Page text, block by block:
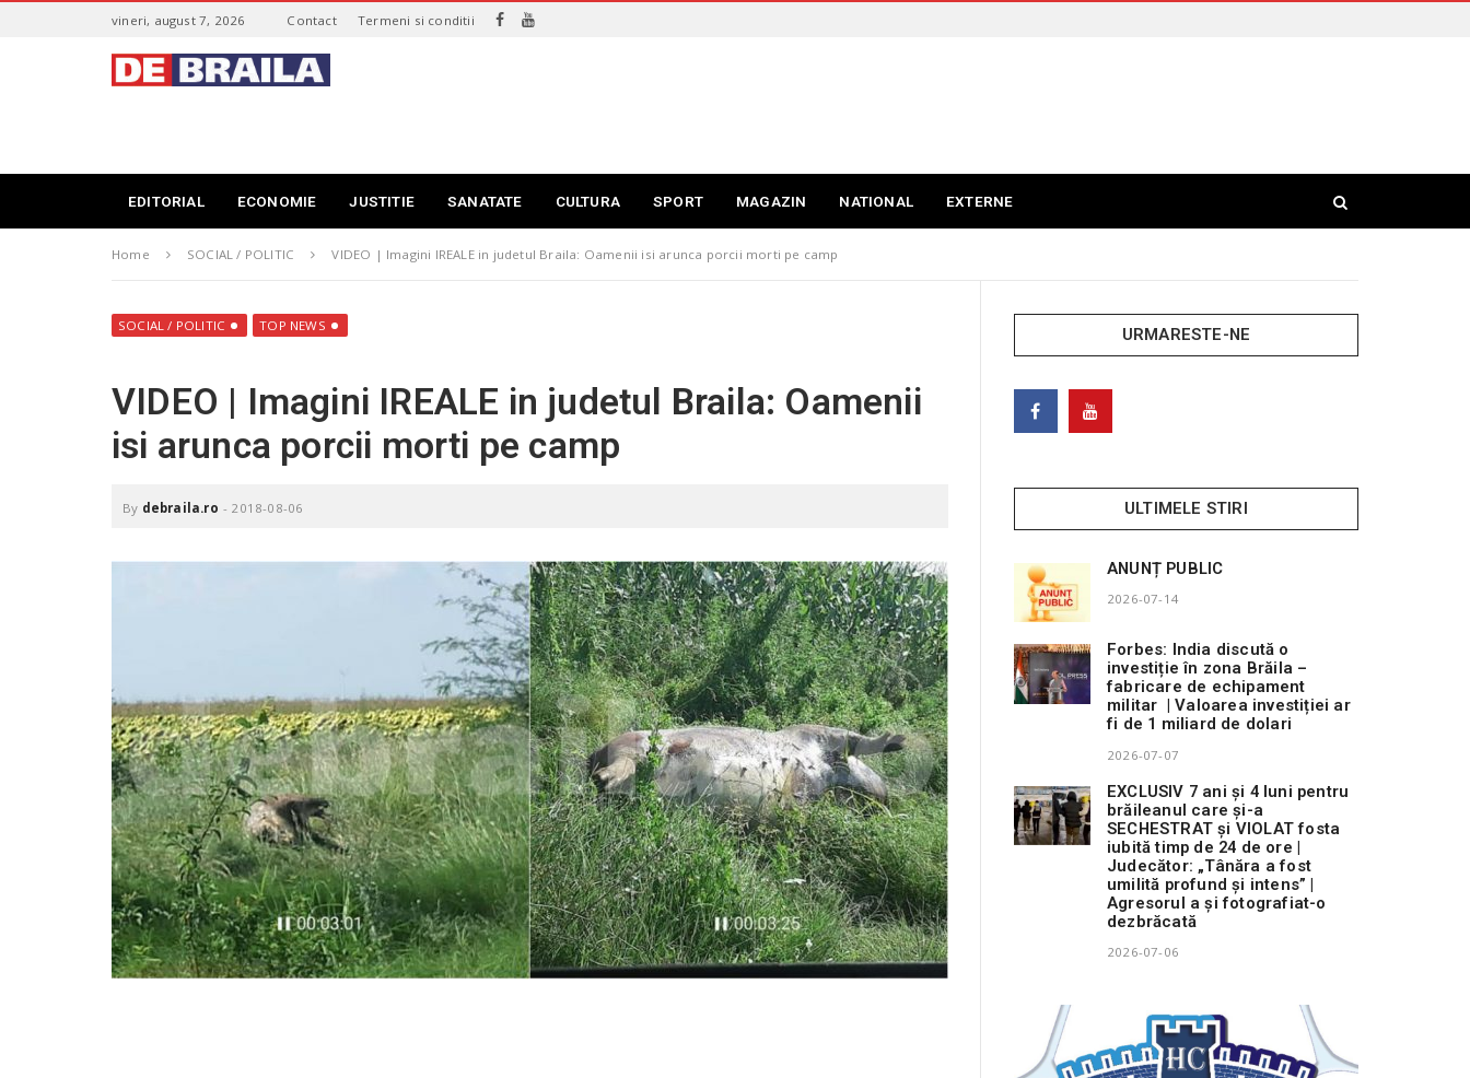
c
vineri, august 7, 2026 Contact Termeni si conditii
t
B
l
d
r
a
i
l
EDITORIAL ECONOMIE JUSTITIE SANATATE CULTURA SPORT MAGAZIN NATIONAL EXTERNE
Home SOCIAL / POLITIC VIDEO | Imagini IREALE in judetul Braila: Oamenii isi arunca porcii morti pe camp
SOCIAL / POLITIC TOP NEWS
VIDEO | Imagini IREALE in judetul Braila: Oamenii
isi arunca porcii morti pe camp
By debraila.ro - 2018-08-06
URMARESTE-NE
ULTIMELE STIRI
ANUNȚ PUBLIC
2026-07-14
Forbes: India discută o
investiție în zona Brăila –
fabricare de echipament
militar | Valoarea investiției ar
fi de 1 miliard de dolari
2026-07-07
EXCLUSIV 7 ani și 4 luni pentru
brăileanul care și-a
SECHESTRAT și VIOLAT fosta
iubită timp de 24 de ore |
Judecător: „Tânăra a fost
umilită profund și intens” |
Agresorul a și fotografiat-o
dezbrăcată
2026-07-06